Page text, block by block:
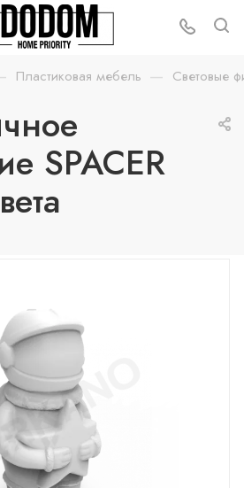
Пластиковая мебель — Световые
SPACER